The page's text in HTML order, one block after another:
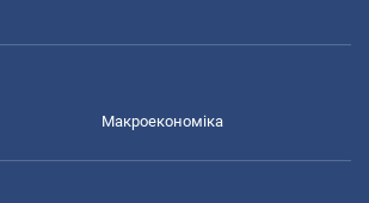
Макроекономіка